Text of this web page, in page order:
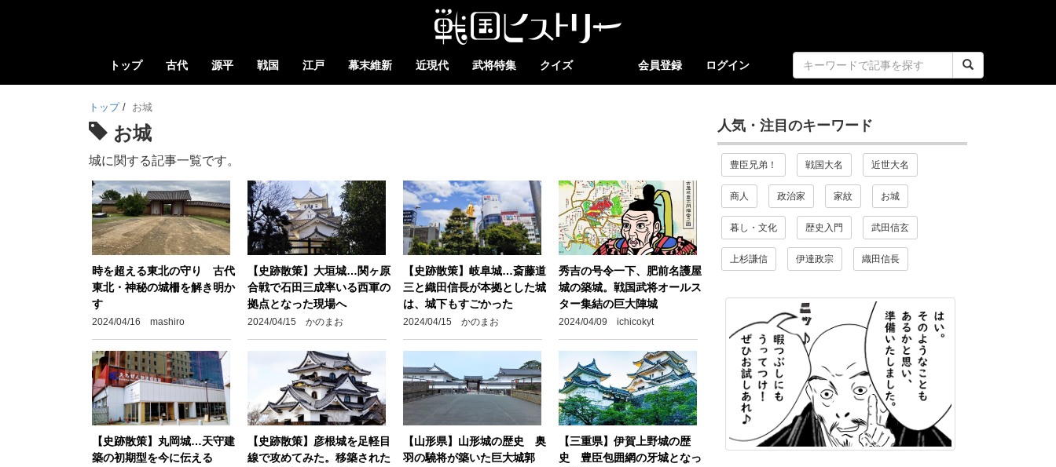
トップ 古代 源平 戦国 江戸 幕末維新 近現代 武将特集 クイズ 会員登録 ログイン
トップ / お城
お城
城に関する記事一覧です。
時を超える東北の守り 古代
東北・神秘の城柵を解き明か
す
2024/04/16 mashiro
【史跡散策】大垣城…関ヶ原
合戦で石田三成率いる西軍の
拠点となった現場へ
2024/04/15 かのまお
【史跡散策】岐阜城…斎藤道
三と織田信長が本拠とした城
は、城下もすごかった
2024/04/15 かのまお
秀吉の号令一下、肥前名護屋
城の築城。戦国武将オールス
ター集結の巨大陣城
2024/04/09 ichicokyt
【史跡散策】丸岡城…天守建
築の初期型を今に伝える
【史跡散策】彦根城を足軽目
線で攻めてみた。移築された
【山形県】山形城の歴史 奥
羽の驍将が築いた巨大城郭
【三重県】伊賀上野城の歴
史 豊臣包囲網の牙城となっ
人気・注目のキーワード
豊臣兄弟！ 戦国大名 近世大名
商人 政治家 家紋 お城
暮し・文化 歴史入門 武田信玄
上杉謙信 伊達政宗 織田信長